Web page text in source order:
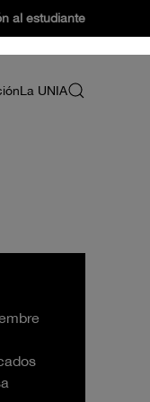
al estudiante
La UNIA